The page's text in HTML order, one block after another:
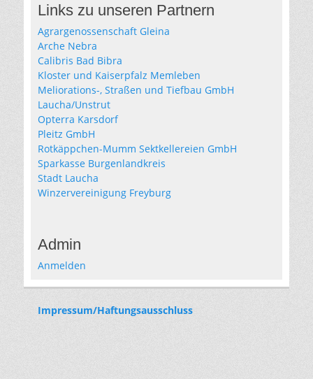
Links zu unseren Partnern
Agrargenossenschaft Gleina
Arche Nebra
Calibris Bad Bibra
Kloster und Kaiserpfalz Memleben
Meliorations-, Straßen und Tiefbau GmbH
Laucha/Unstrut
Opterra Karsdorf
Pleitz GmbH
Rotkäppchen-Mumm Sektkellereien GmbH
Sparkasse Burgenlandkreis
Stadt Laucha
Winzervereinigung Freyburg
Admin
Anmelden
Impressum/Haftungsausschluss